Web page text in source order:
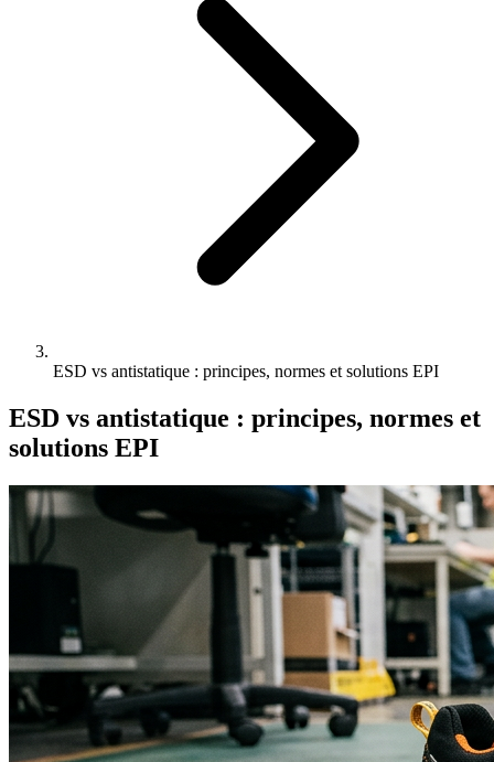
ESD vs antistatique : principes, normes et solutions EPI
ESD vs antistatique : principes, normes et
solutions EPI